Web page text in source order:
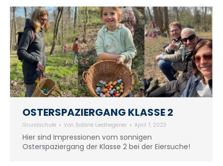
OSTERSPAZIERGANG KLASSE 2
Grundschule Von Sabine Liedhegener April 7, 2023
Hier sind Impressionen vom sonnigen
Osterspaziergang der Klasse 2 bei der Eiersuche!